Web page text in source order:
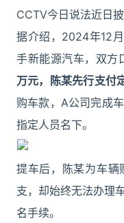
CCTV今日说法近日
据介绍，2024年12
手新能源汽车，双方
万元，陈某先行支付
购车款，A公司完成
指定人员名下。
提车后，陈某为车辆
支，却始终无法办理
名手续。